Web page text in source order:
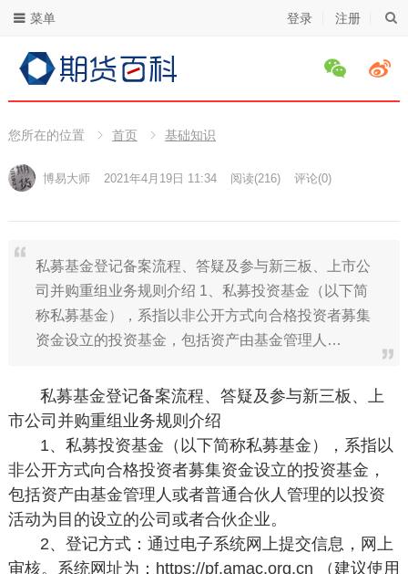
登录 注册
菜单
您所在的位置 首页 基础知识
博易大师 2021年4月19日 11:34 阅读(216) 评论(0)
私募基金登记备案流程、答疑及参与新三板、上市公
司并购重组业务规则介绍 1、私募投资基金（以下简
称私募基金），系指以非公开方式向合格投资者募集
资金设立的投资基金，包括资产由基金管理人…
私募基金登记备案流程、答疑及参与新三板、上
市公司并购重组业务规则介绍
1、私募投资基金（以下简称私募基金），系指以
非公开方式向合格投资者募集资金设立的投资基金，
包括资产由基金管理人或者普通合伙人管理的以投资
活动为目的设立的公司或者合伙企业。
2、登记方式：通过电子系统网上提交信息，网上
审核。系统网址为：https://pf.amac.org.cn （建议使用